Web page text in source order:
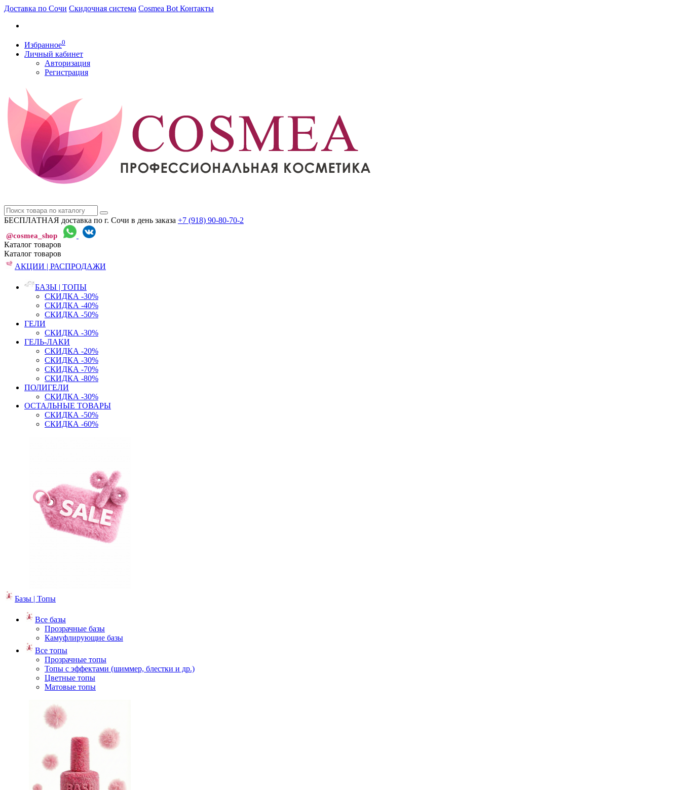
Доставка по Сочи Скидочная система Cosmea Bot Контакты
Избранное0
Личный кабинет
Авторизация
Регистрация
БЕСПЛАТНАЯ доставка по г. Сочи в день заказа +7 (918) 90-80-70-2
@cosmea_shop
Каталог товаров
Каталог товаров
АКЦИИ | РАСПРОДАЖИ
БАЗЫ | ТОПЫ
СКИДКА -30%
СКИДКА -40%
СКИДКА -50%
ГЕЛИ
СКИДКА -30%
ГЕЛЬ-ЛАКИ
СКИДКА -20%
СКИДКА -30%
СКИДКА -70%
СКИДКА -80%
ПОЛИГЕЛИ
СКИДКА -30%
ОСТАЛЬНЫЕ ТОВАРЫ
СКИДКА -50%
СКИДКА -60%
Базы | Топы
Все базы
Прозрачные базы
Камуфлирующие базы
Все топы
Прозрачные топы
Топы с эффектами (шиммер, блестки и др.)
Цветные топы
Матовые топы